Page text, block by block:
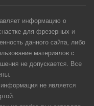
информацию о
для фрезерных и
данного сайта, либо
материалов с
не допускается. Все
не является